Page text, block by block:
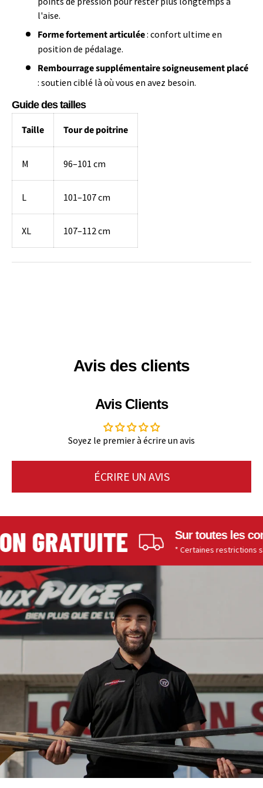
l'aise.
Forme fortement articulée: confort ultime en
position de pédalage.
Rembourrage supplémentaire soigneusement placé
: soutien ciblé là où vous en avez besoin.
Guide des tailles
Taille Tour de poitrine
M 96–101 cm
L 101–107 cm
XL 107–112 cm
Avis des clients
Avis Clients
Soyez le premier à écrire un avis
ÉCRIRE UN AVIS
GRATUITE Sur toutes les
* Certaines restrictions